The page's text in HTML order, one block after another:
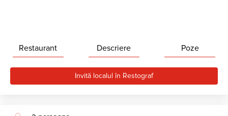
Restaurant Descriere Poze
Invită localul în Restograf